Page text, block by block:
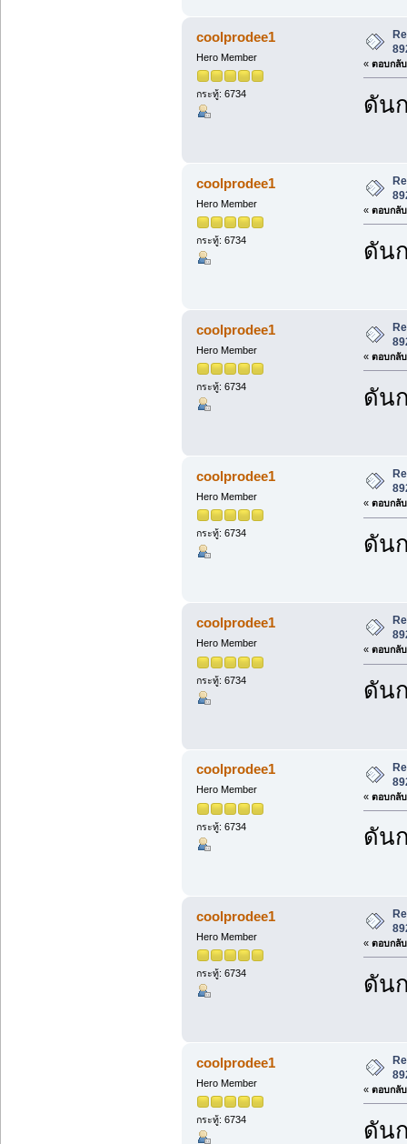
coolprodee1
Hero Member
กระทู้: 6734
« ตอบกลั
ดัน
coolprodee1
Hero Member
กระทู้: 6734
« ตอบกลั
ดัน
coolprodee1
Hero Member
กระทู้: 6734
« ตอบกลั
ดัน
coolprodee1
Hero Member
กระทู้: 6734
« ตอบกลั
ดัน
coolprodee1
Hero Member
กระทู้: 6734
« ตอบกลั
ดัน
coolprodee1
Hero Member
กระทู้: 6734
« ตอบกลั
ดัน
coolprodee1
Hero Member
กระทู้: 6734
« ตอบกลั
ดัน
coolprodee1
Hero Member
กระทู้: 6734
« ตอบกลั
ดัน